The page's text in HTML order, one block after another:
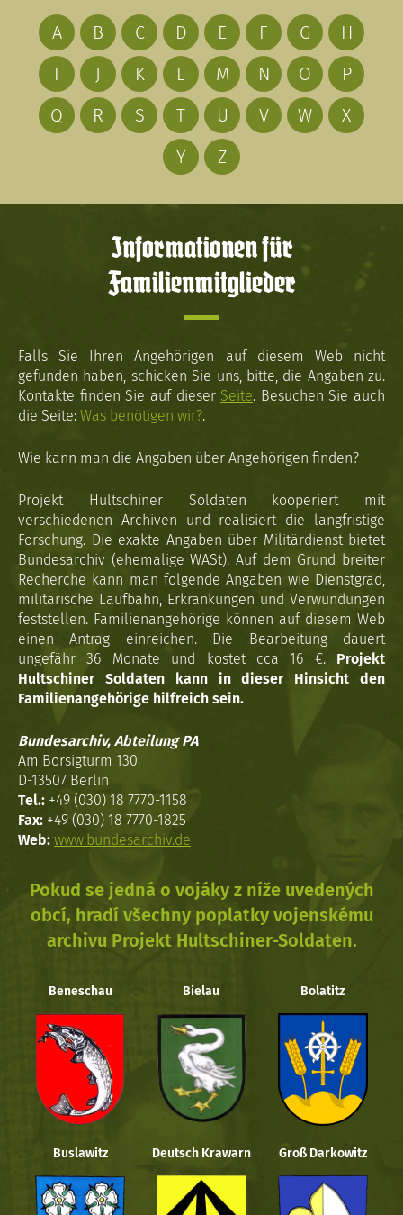
A B C D E F G
H
I
J K L M N O
P
Q
R S T U V W
X
Y
Z
Informationen für
Familienmitglieder
Falls Sie Ihren Angehörigen auf diesem Web nicht
gefunden haben, schicken Sie uns, bitte, die Angaben zu.
Kontakte finden Sie auf dieser Seite. Besuchen Sie auch
die Seite: Was benötigen wir?.
Wie kann man die Angaben über Angehörigen finden?
Projekt Hultschiner Soldaten kooperiert mit
verschiedenen Archiven und realisiert die langfristige
Forschung. Die exakte Angaben über Militärdienst bietet
Bundesarchiv (ehemalige WASt). Auf dem Grund breiter
Recherche kann man folgende Angaben wie Dienstgrad,
militärische Laufbahn, Erkrankungen und Verwundungen
feststellen. Familienangehörige können auf diesem Web
einen Antrag einreichen. Die Bearbeitung dauert
ungefähr 36 Monate und kostet cca 16 €. Projekt
Hultschiner Soldaten kann in dieser Hinsicht den
Familienangehörige hilfreich sein.
Bundesarchiv, Abteilung PA
Am Borsigturm 130
D-13507 Berlin
Tel.: +49 (030) 18 7770-1158
Fax: +49 (030) 18 7770-1825
Web: www.bundesarchiv.de
Pokud se jedná o vojáky z níže uvedených
obcí, hradí všechny poplatky vojenskému
archivu Projekt Hultschiner-Soldaten.
Beneschau Bielau Bolatitz
Buslawitz Deutsch Krawarn Groß Darkowitz